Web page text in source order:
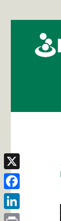
X
Facebook
LinkedIn